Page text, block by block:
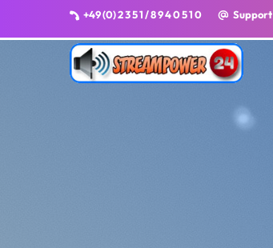
+49 (0) 2 3 5 1 / 8 9 4 0 5 1 0 Support